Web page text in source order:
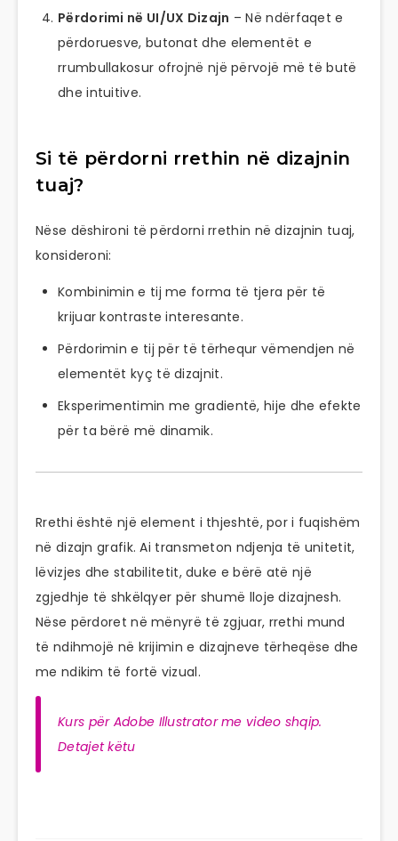
Përdorimi në UI/UX Dizajn – Në ndërfaqet e
përdoruesve, butonat dhe elementët e
rrumbullakosur ofrojnë një përvojë më të butë
dhe intuitive.
Si të përdorni rrethin në dizajnin
tuaj?
Nëse dëshironi të përdorni rrethin në dizajnin tuaj,
konsideroni:
Kombinimin e tij me forma të tjera për të
krijuar kontraste interesante.
Përdorimin e tij për të tërhequr vëmendjen në
elementët kyç të dizajnit.
Eksperimentimin me gradientë, hije dhe efekte
për ta bërë më dinamik.
Rrethi është një element i thjeshtë, por i fuqishëm
në dizajn grafik. Ai transmeton ndjenja të unitetit,
lëvizjes dhe stabilitetit, duke e bërë atë një
zgjedhje të shkëlqyer për shumë lloje dizajnesh.
Nëse përdoret në mënyrë të zgjuar, rrethi mund
të ndihmojë në krijimin e dizajneve tërheqëse dhe
me ndikim të fortë vizual.
Kurs për Adobe Illustrator me video shqip.
Detajet këtu